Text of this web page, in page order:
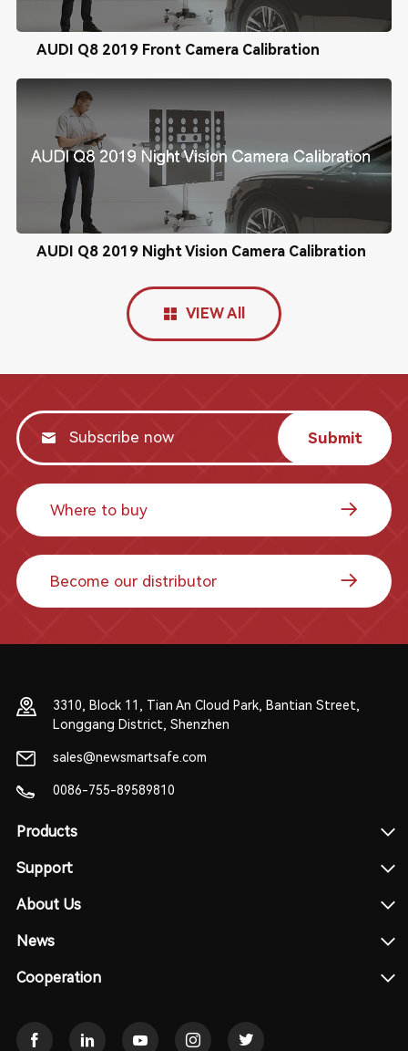
AUDI Q8 2019 Front Camera Calibration
AUDI Q8 2019 Night Vision Camera Calibration
VIEW All
Submit
Where to buy
Become our distributor
3310, Block 11, Tian An Cloud Park, Bantian Street,
Longgang District, Shenzhen
sales@newsmartsafe.com
0086-755-89589810
Products
Support
About Us
News
Cooperation